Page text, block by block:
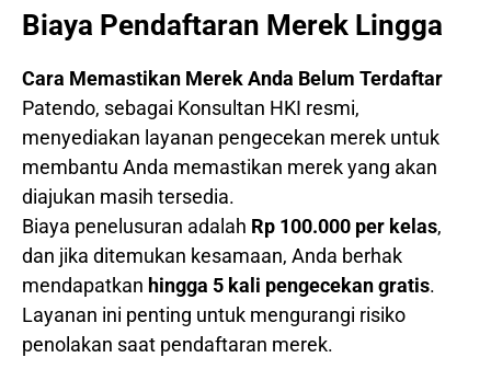
Biaya Pendaftaran Merek Lingga
Cara Memastikan Merek Anda Belum Terdaftar
Patendo, sebagai Konsultan HKI resmi,
menyediakan layanan pengecekan merek untuk
membantu Anda memastikan merek yang akan
diajukan masih tersedia.
Biaya penelusuran adalah Rp 100.000 per kelas,
dan jika ditemukan kesamaan, Anda berhak
mendapatkan hingga 5 kali pengecekan gratis.
Layanan ini penting untuk mengurangi risiko
penolakan saat pendaftaran merek.